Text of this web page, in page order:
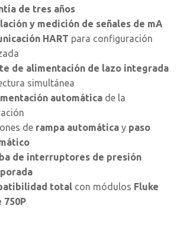
de tres años
y medición de señales de mA
HART para configuración
de alimentación de lazo integrada
simultánea
automática de la
de rampa automática y paso
de interruptores de presión
total con módulos Fluke
750P